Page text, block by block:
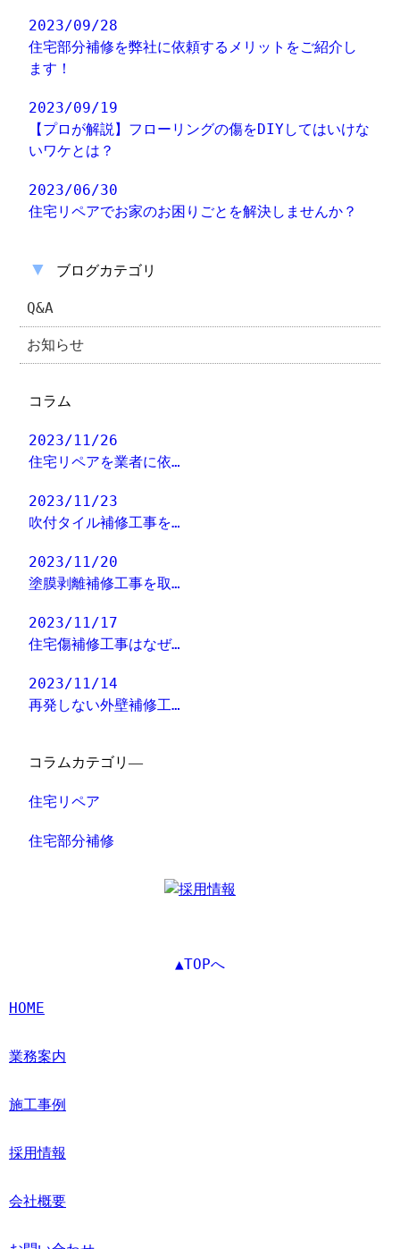
2023/09/28
住宅部分補修を弊社に依頼するメリットをご紹介し
ます！
2023/09/19
【プロが解説】フローリングの傷をDIYしてはいけな
いワケとは？
2023/06/30
住宅リペアでお家のお困りごとを解決しませんか？
▼ ブログカテゴリ
Q&A
お知らせ
コラム
2023/11/26
住宅リペアを業者に依…
2023/11/23
吹付タイル補修工事を…
2023/11/20
塗膜剥離補修工事を取…
2023/11/17
住宅傷補修工事はなぜ…
2023/11/14
再発しない外壁補修工…
コラムカテゴリ―
住宅リペア
住宅部分補修
▲TOPへ
HOME
業務案内
施工事例
採用情報
会社概要